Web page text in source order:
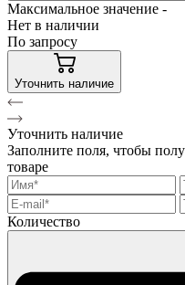
Максимальное значение -
Нет в наличии
По запросу
Уточнить наличие
Уточнить наличие
Заполните поля, чтобы
товаре
Количество